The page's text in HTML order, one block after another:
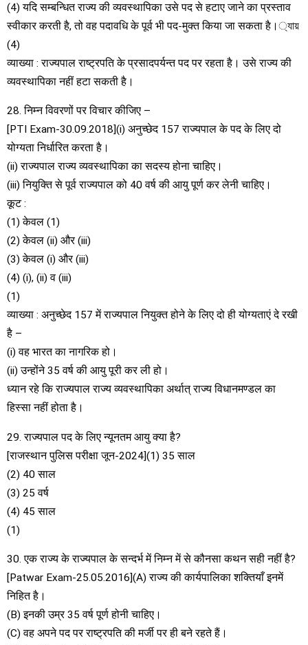
(4) यदि सम्बन्धित राज्य की व्यवस्थापिका उसे पद से हटाए जाने का प्रस्ताव
स्वीकार करती है, तो वह पदावधि के पूर्व भी पद-मुक्त किया जा सकता है।্যায়
(4)
व्याख्या : राज्यपाल राष्ट्रपति के प्रसादपर्यन्त पद पर रहता है। उसे राज्य की
व्यवस्थापिका नहीं हटा सकती है।
28. निम्न विवरणों पर विचार कीजिए –
[PTI Exam-30.09.2018](i) अनुच्छेद 157 राज्यपाल के पद के लिए दो
योग्यता निर्धारित करता है।
(ii) राज्यपाल राज्य व्यवस्थापिका का सदस्य होना चाहिए।
(iii) नियुक्ति से पूर्व राज्यपाल को 40 वर्ष की आयु पूर्ण कर लेनी चाहिए।
कूट :
(1) केवल (1)
(2) केवल (ii) और (iii)
(3) केवल (i) और (iii)
(4) (i), (ii) व (iii)
(1)
व्याख्या : अनुच्छेद 157 में राज्यपाल नियुक्त होने के लिए दो ही योग्यताएं दे रखी
है –
(i) वह भारत का नागरिक हो।
(ii) उन्होंने 35 वर्ष की आयु पूरी कर ली हो।
ध्यान रहे कि राज्यपाल राज्य व्यवस्थापिका अर्थात् राज्य विधानमण्डल का
हिस्सा नहीं होता है।
29. राज्यपाल पद के लिए न्यूनतम आयु क्या है?
[राजस्थान पुलिस परीक्षा जून-2024](1) 35 साल
(2) 40 साल
(3) 25 वर्ष
(4) 45 साल
(1)
30. एक राज्य के राज्यपाल के सन्दर्भ में निम्न में से कौनसा कथन सही नहीं है?
[Patwar Exam-25.05.2016](A) राज्य की कार्यपालिका शक्तियाँ इनमें
निहित है।
(B) इनकी उम्र 35 वर्ष पूर्ण होनी चाहिए।
(C) वह अपने पद पर राष्ट्रपति की मर्जी पर ही बने रहते हैं।